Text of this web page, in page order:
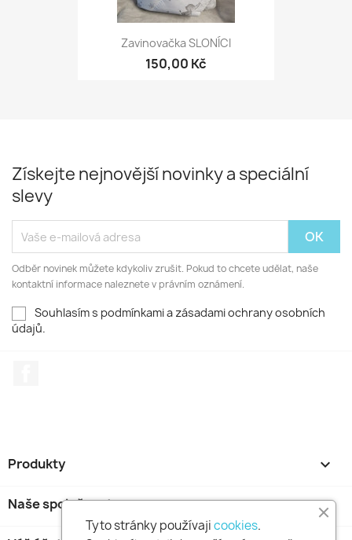
Zavinovačka SLONÍCI
150,00 Kč
Získejte nejnovější novinky a speciální
slevy
Odběr novinek můžete kdykoliv zrušit. Pokud to chcete udělat, naše
kontaktní informace naleznete v právním oznámení.
Souhlasím s podmínkami a zásadami ochrany osobních
údajů.
Produkty 
Naše společnost 
Tyto stránky používajicookies.